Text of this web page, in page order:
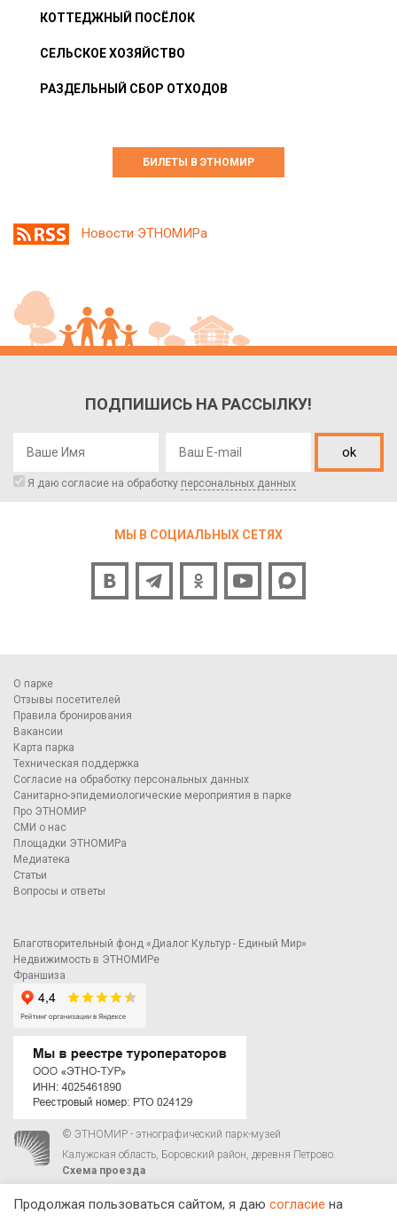
КОТТЕДЖНЫЙ ПОСЁЛОК
СЕЛЬСКОЕ ХОЗЯЙСТВО
РАЗДЕЛЬНЫЙ СБОР ОТХОДОВ
БИЛЕТЫ В ЭТНОМИР
Новости ЭТНОМИРа
ПОДПИШИСЬ НА РАССЫЛКУ!
ok
Я даю согласие на обработку персональных данных
МЫ В СОЦИАЛЬНЫХ СЕТЯХ
О парке
Отзывы посетителей
Правила бронирования
Вакансии
Карта парка
Техническая поддержка
Согласие на обработку персональных данных
Санитарно-эпидемиологические мероприятия в парке
Про ЭТНОМИР
СМИ о нас
Площадки ЭТНОМИРа
Медиатека
Статьи
Вопросы и ответы
Благотворительный фонд «Диалог Культур - Единый Мир»
Недвижимость в ЭТНОМИРе
Франшиза
© ЭТНОМИР - этнографический парк-музей
Калужская область, Боровский район, деревня Петрово.
Схема проезда
Продолжая пользоваться сайтом, я даю согласие на